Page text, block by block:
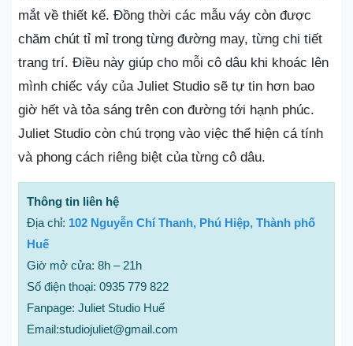
mắt về thiết kế. Đồng thời các mẫu váy còn được
chăm chút tỉ mỉ trong từng đường may, từng chi tiết
trang trí. Điều này giúp cho mỗi cô dâu khi khoác lên
mình chiếc váy của Juliet Studio sẽ tự tin hơn bao
giờ hết và tỏa sáng trên con đường tới hạnh phúc.
Juliet Studio còn chú trọng vào việc thể hiện cá tính
và phong cách riêng biệt của từng cô dâu.
Thông tin liên hệ
Địa chỉ: 102 Nguyễn Chí Thanh, Phú Hiệp, Thành phố
Huế
Giờ mở cửa: 8h – 21h
Số điện thoại: 0935 779 822
Fanpage: Juliet Studio Huế
Email:studiojuliet@gmail.com